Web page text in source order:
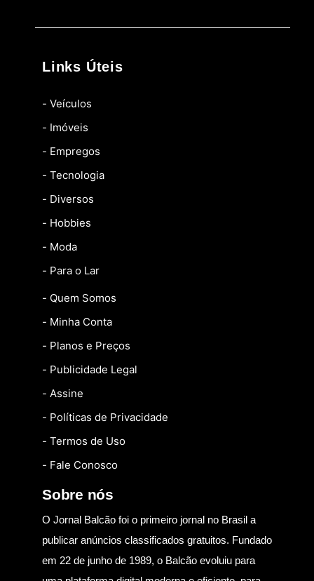
Links Úteis
- Veículos
- Imóveis
- Empregos
- Tecnologia
- Diversos
- Hobbies
- Moda
- Para o Lar
- Quem Somos
- Minha Conta
- Planos e Preços
- Publicidade Legal
- Assine
- Políticas de Privacidade
- Termos de Uso
- Fale Conosco
Sobre nós
O Jornal Balcão foi o primeiro jornal no Brasil a
publicar anúncios classificados gratuitos. Fundado
em 22 de junho de 1989, o Balcão evoluiu para